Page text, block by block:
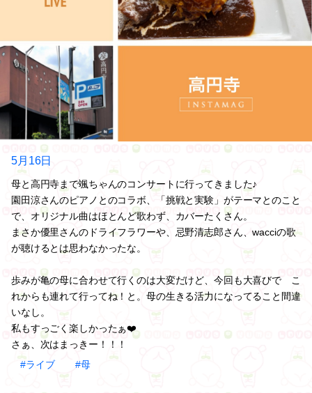
5月16日
母と高円寺まで颯ちゃんのコンサートに行ってきました♪
園田涼さんのピアノとのコラボ、「挑戦と実験」がテーマとのこと
で、オリジナル曲はほとんど歌わず、カバーたくさん。
まさか優里さんのドライフラワーや、忌野清志郎さん、wacciの歌
が聴けるとは思わなかったな。
歩みが亀の母に合わせて行くのは大変だけど、今回も大喜びで こ
れからも連れて行ってね！と。母の生きる活力になってること間違
いなし。
私もすっごく楽しかったぁ❤️
さぁ、次はまっきー！！！
#ライブ
#母